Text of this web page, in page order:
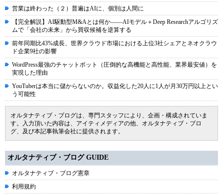
営業は終わった（２）普遍はAIに、個別は人間に
【完全解説】AI駆動型M&Aとは何か――AIモデル＋Deep Researchアルゴリズ
ムで「会社の未来」から買収候補を逆算する
前年同期比43%成長、世界クラウド市場における上位3社シェアとネオクラウ
ド企業9社の影響
WordPress最強のチャットボット（圧倒的な高機能と高性能、業界最安値）を
実現した理由
YouTuberは本当に儲からないのか。収益化した20人に1人が月30万円以上とい
う可能性
オルタナティブ・ブログは、専門スタッフにより、企画・構成されていま
す。入力頂いた内容は、アイティメディアの他、オルタナティブ・ブロ
グ、及び本記事執筆会社に提供されます。
オルタナティブ・ブログ GUIDE
オルタナティブ・ブログ憲章
利用規約